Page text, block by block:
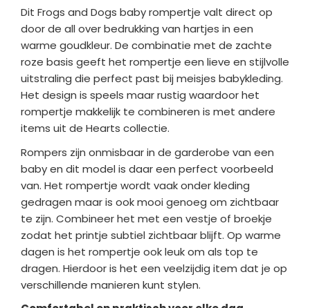
Dit Frogs and Dogs baby rompertje valt direct op
door de all over bedrukking van hartjes in een
warme goudkleur. De combinatie met de zachte
roze basis geeft het rompertje een lieve en stijlvolle
uitstraling die perfect past bij meisjes babykleding.
Het design is speels maar rustig waardoor het
rompertje makkelijk te combineren is met andere
items uit de Hearts collectie.
Rompers zijn onmisbaar in de garderobe van een
baby en dit model is daar een perfect voorbeeld
van. Het rompertje wordt vaak onder kleding
gedragen maar is ook mooi genoeg om zichtbaar
te zijn. Combineer het met een vestje of broekje
zodat het printje subtiel zichtbaar blijft. Op warme
dagen is het rompertje ook leuk om als top te
dragen. Hierdoor is het een veelzijdig item dat je op
verschillende manieren kunt stylen.